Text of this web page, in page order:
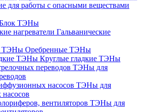
для работы с опасными веществами
ТЭНы
Гальванические
Оребренные ТЭНы
Круглые гладкие ТЭНы
ТЭНы для
ТЭНы для
ТЭНы для